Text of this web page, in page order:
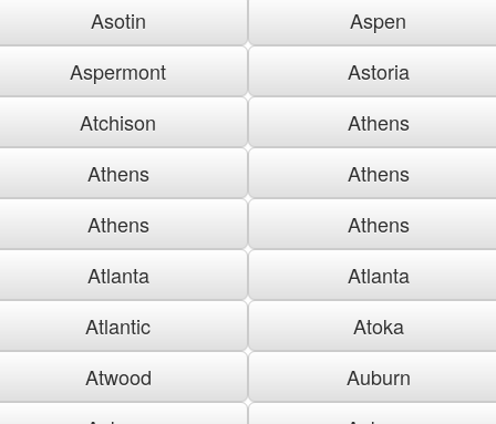
Asotin
Aspen
Aspermont
Astoria
Atchison
Athens
Athens
Athens
Athens
Athens
Atlanta
Atlanta
Atlantic
Atoka
Atwood
Auburn